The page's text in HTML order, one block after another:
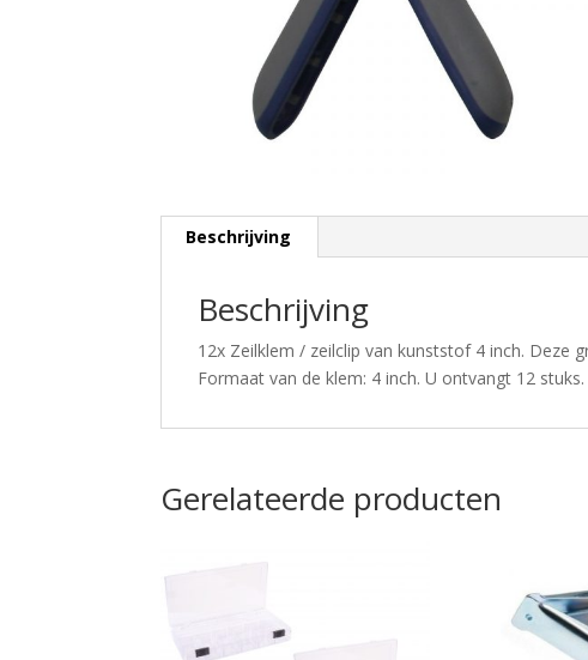
Beschrijving
Beschrijving
12x Zeilklem / zeilclip van kunststof 4 inch. Deze
Formaat van de klem: 4 inch. U ontvangt 12 stuks.
Gerelateerde producten